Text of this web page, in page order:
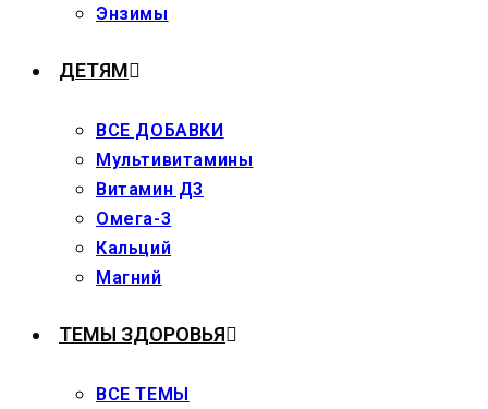
Энзимы
ДЕТЯМ
ВСЕ ДОБАВКИ
Мультивитамины
Витамин Д3
Омега-3
Кальций
Магний
ТЕМЫ ЗДОРОВЬЯ
ВСЕ ТЕМЫ